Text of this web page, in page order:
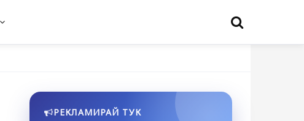
РЕКЛАМИРАЙ ТУК